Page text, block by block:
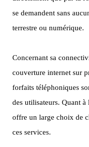
se demandent sans
terrestre ou numérique.
Concernant sa
couverture internet sur
forfaits téléphoniques
des utilisateurs. Quant
offre un large choix de
ces services.